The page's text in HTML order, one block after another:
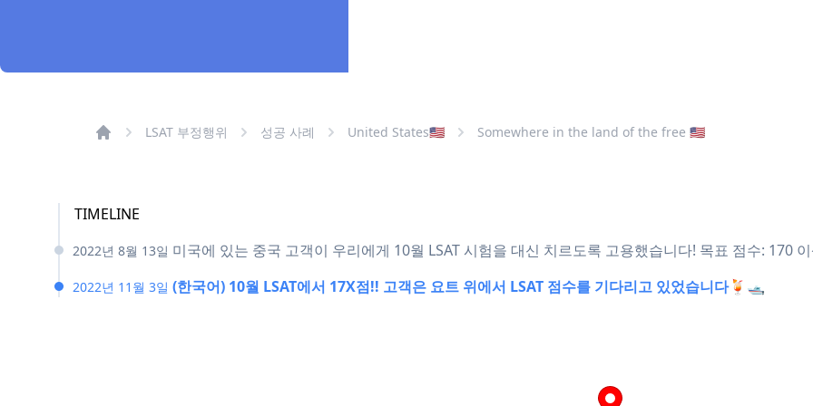
LSAT 부정행위 성공 사례 United States🇺🇸 Somewhere in the land of the free 🇺🇸
TIMELINE
2022년 8월 13일 미국에 있는 중국 고객이 우리에게 10월 LSAT 시험을 대신 치르도록 고용했습니다! 목표 점수: 170
2022년 11월 3일 (한국어) 10월 LSAT에서 17X점!! 고객은 요트 위에서 LSAT 점수를 기다리고 있었습니다🍹🛥